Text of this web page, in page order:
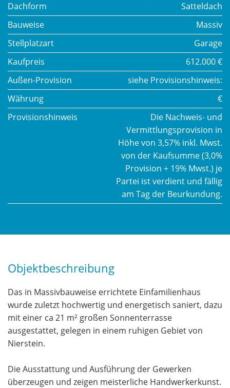
Dachform
Satteldach
Bauweise
Massiv
Stellplatzart
Garage
Kaufpreis
612.000 €
Außen-Provision
siehe Provisionshinweis:
Währung
€
Provisionshinweis
Die Nachweis- und
Vermittlungsprovision in
Höhe von 3,57% inkl. Mwst.
von der Kaufsumme (3,0%
Provision + 19% Mwst.) je
Partei ist verdient und fällig
am Tag der Beurkundung.
Objektbeschreibung
Das in Massivbauweise errichtete Einfamilienhaus
wurde zuletzt hochwertig und energetisch saniert, dazu
mit einer ca 21 m² großen Sonnenterrasse
ausgestattet, gelegen in einem ruhigen Gebiet von
Nierstein.
Die Ausstattung und Ausführung der Gewerken
überzeugen und zeigen meisterliche Handwerkerkunst.